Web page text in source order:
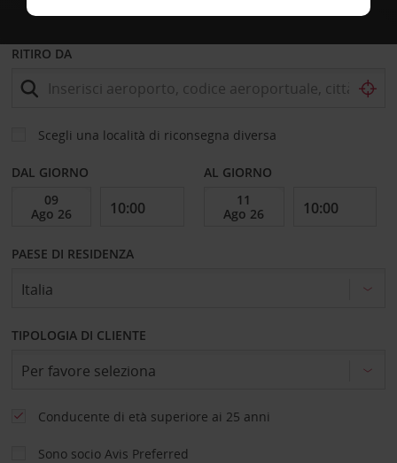
RITIRO DA
Scegli una località di riconsegna diversa
DAL GIORNO AL GIORNO
PAESE DI RESIDENZA
TIPOLOGIA DI CLIENTE
Conducente di età superiore ai 25 anni
Sono socio Avis Preferred